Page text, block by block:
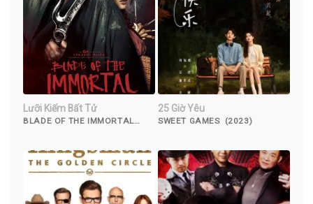
Lưỡi Kiếm Bất Tử
BLADE OF THE IMMORTAL
25 Giờ Yêu
SWEET GAMES (2023)